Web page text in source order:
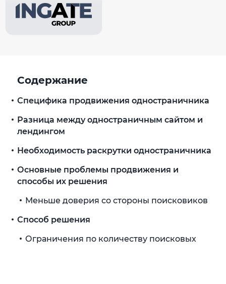
Содержание
Специфика продвижения одностраничника
Разница между одностраничным сайтом и
лендингом
Необходимость раскрутки одностраничника
Основные проблемы продвижения и
способы их решения
Меньше доверия со стороны поисковиков
Способ решения
Ограничения по количеству поисковых